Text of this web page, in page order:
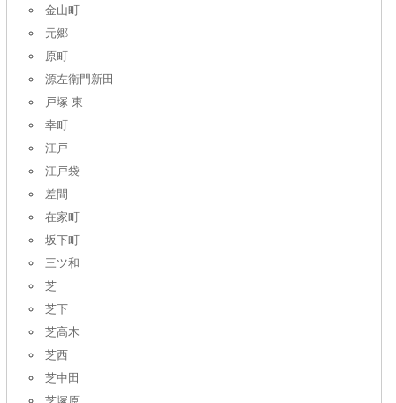
金山町
元郷
原町
源左衛門新田
戸塚 東
幸町
江戸
江戸袋
差間
在家町
坂下町
三ツ和
芝
芝下
芝高木
芝西
芝中田